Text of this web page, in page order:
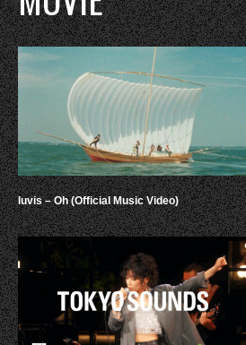
luvis – Oh (Official Music Video)